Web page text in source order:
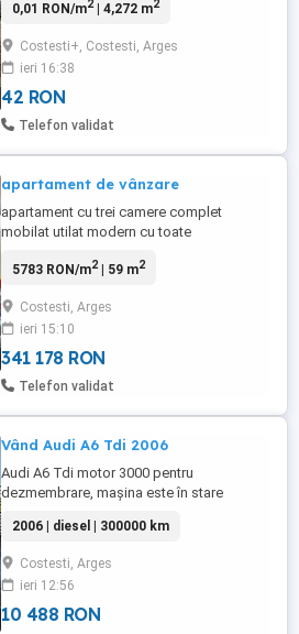
Costesti Terenul este plat și are o
parcelat în 3,4 loturi Prin fata terenului trec
apa ,curentul și canalizarea în proiect de
aprobare ...
0,01 RON/m2| 4,272 m2
Costesti+, Costesti, Arges
ieri 16:38
42 RON
Telefon validat
apartament de vânzare
apartament cu trei camere complet
mobilat utilat modern cu toate
garsoniera confort 1 Pitești plus diferența
5783 RON/m2| 59 m2
Costesti, Arges
ieri 15:10
341 178 RON
Telefon validat
Vând Audi A6 Tdi 2006
Audi A6 Tdi motor 3000 pentru
dezmembrare, mașina este în stare
2006 | diesel | 300000 km
Costesti, Arges
ieri 12:56
10 488 RON